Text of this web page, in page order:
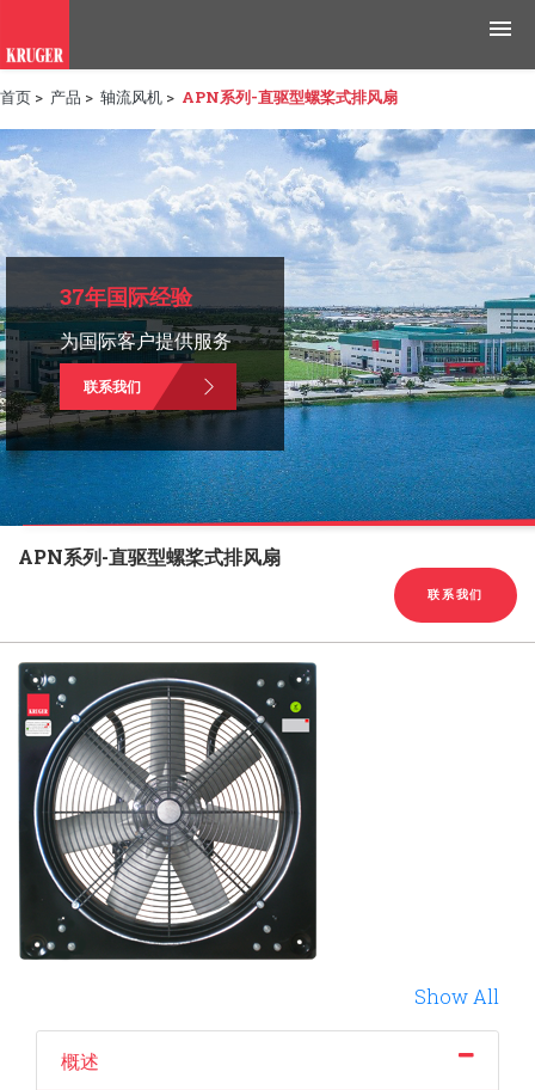
产品
应用领域
工具与资源
新闻媒体
为什么选择科禄格
招聘
联系我们
首页 > 产品 > 轴流风机 > APN系列-直驱型螺桨式排风扇
37年国际经验
为国际客户提供服务
联系我们
APN系列-直驱型螺桨式排风扇
联系我们
Show All
概述